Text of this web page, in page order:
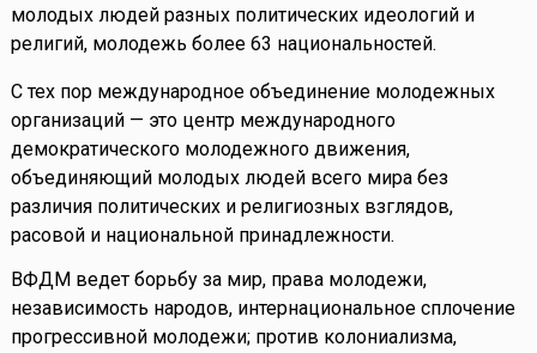
молодых людей разных политических идеологий и
религий, молодежь более 63 национальностей.
С тех пор международное объединение молодежных
организаций — это центр международного
демократического молодежного движения,
объединяющий молодых людей всего мира без
различия политических и религиозных взглядов,
расовой и национальной принадлежности.
ВФДМ ведет борьбу за мир, права молодежи,
независимость народов, интернациональное сплочение
прогрессивной молодежи; против колониализма,